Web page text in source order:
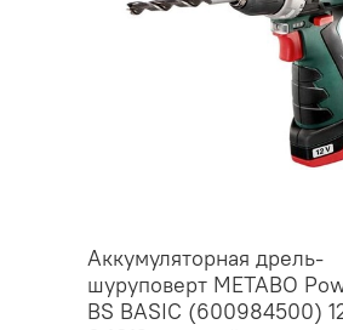
Аккумуляторная дрель-
шуруповерт МЕТАВО
BS BASIC (600984500)